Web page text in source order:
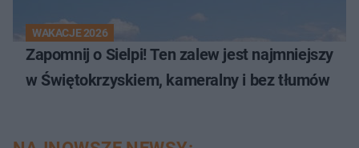
WAKACJE 2026
Zapomnij o Sielpi! Ten zalew jest najmniejszy
w Świętokrzyskiem, kameralny i bez tłumów